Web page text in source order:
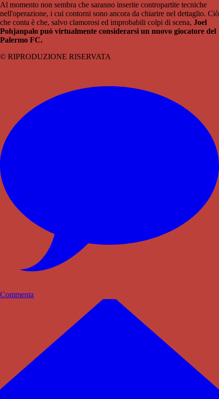
Al momento non sembra che saranno inserite contropartite tecniche
nell'operazione, i cui contorni sono ancora da chiarire nel dettaglio. Ciò
che conta è che, salvo clamorosi ed improbabili colpi di scena, Joel
Pohjanpalo può virtualmente considerarsi un nuovo giocatore del
Palermo FC.
© RIPRODUZIONE RISERVATA
Commenta